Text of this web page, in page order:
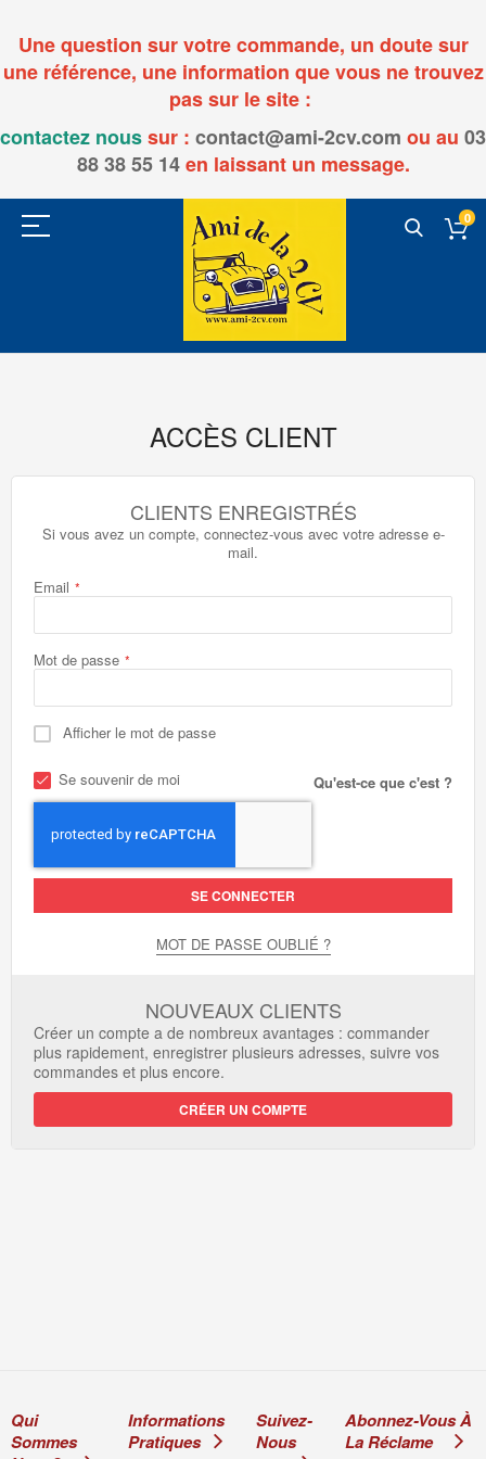
Une question sur votre commande, un doute sur
une référence, une information que vous ne trouvez
pas sur le site :
contactez noussur : contact@ami-2cv.com ou au 03
88 38 55 14en laissant un message.
0
ACCÈS CLIENT
CLIENTS ENREGISTRÉS
Si vous avez un compte, connectez-vous avec votre adresse e-
mail.
Email
Mot de passe
Afficher le mot de passe
Se souvenir de moi Qu'est-ce que c'est ?
SE CONNECTER
MOT DE PASSE OUBLIÉ ?
NOUVEAUX CLIENTS
Créer un compte a de nombreux avantages : commander
plus rapidement, enregistrer plusieurs adresses, suivre vos
commandes et plus encore.
CRÉER UN COMPTE
Qui
Sommes
Informations
Pratiques
Suivez-
Nous
Abonnez-Vous À
La Réclame